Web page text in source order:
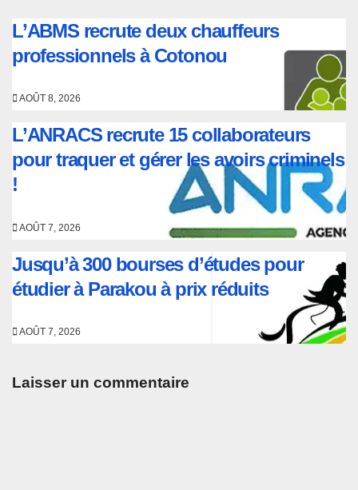
L’ABMS recrute deux chauffeurs
professionnels à Cotonou
AOÛT 8, 2026
L’ANRACS recrute 15 collaborateurs
pour traquer et gérer les avoirs criminels
!
AOÛT 7, 2026
Jusqu’à 300 bourses d’études pour
étudier à Parakou à prix réduits
AOÛT 7, 2026
Laisser un commentaire